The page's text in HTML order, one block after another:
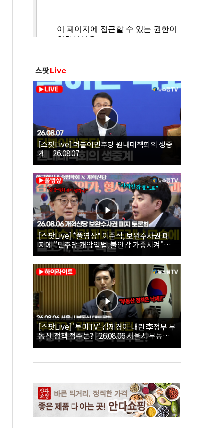
스팟Live
[스팟Live] 더불어민주당 원내대책회의 생중
계｜26.08.07
[스팟Live] *풀영상* 이준석, 보완수사권 폐
지에 "민주당 개악입법, 불안감 가중시켜"｜
26.08.06 개혁신당 보완수사권 폐지 토론회
[스팟Live] '투미TV' 김제경이 내린 李정부 부
동산 정책 점수는? | 26.08.06 서울시 부동산
대토론회